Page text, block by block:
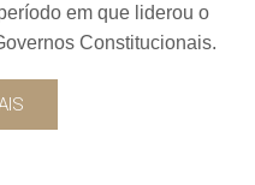
em que liderou o
Constitucionais.